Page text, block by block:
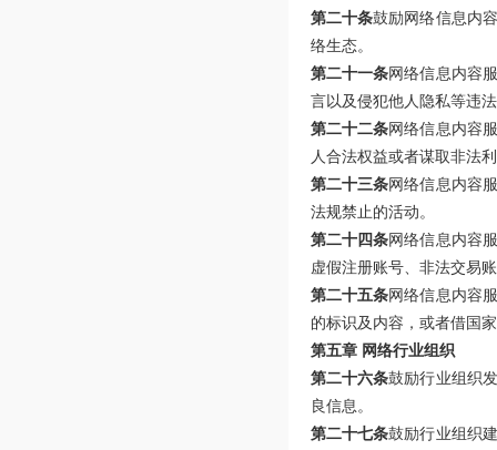
第二十条鼓励网络信息内
络生态。
第二十一条网络信息内容
言以及侵犯他人隐私等违
第二十二条网络信息内容
人合法权益或者谋取非法
第二十三条网络信息内容
法规禁止的活动。
第二十四条网络信息内容
虚假注册账号、非法交易
第二十五条网络信息内容
的标识及内容，或者借国
第五章 网络行业组织
第二十六条鼓励行业组织
良信息。
第二十七条鼓励行业组织